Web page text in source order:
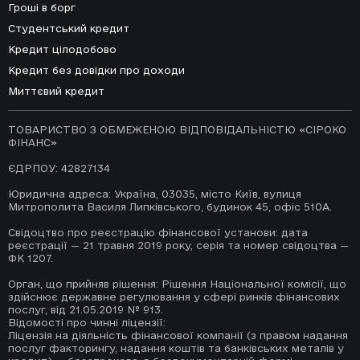
приймаються за адресою:
Україна, 03035, місто Київ, ВУЛИЦЯ
МИТРОПОЛИТА ВАСИЛЯ ЛИПКІВСЬКОГО,
будинок 45, офіс 510А
пошти:support@monto.com.ua
обов’язкову умову надання позики/
споживчого кредиту.
отримання позики/споживчого кредиту на
запропонованих умовах споживач має
право розглянути альтернативні пропозиції
споживчих кредитів та фінансових установ.
Фінансова установа має право вносити
договорів про споживчий кредит тільки за
згодою сторін.
Споживач має можливість відмовитись від
отримання рекламних матеріалів через
канали дистанційного електронного
обслуговування, а саме - надіславши
повідомлення на
поштуsupport@monto.com.ua, в чати або
зателефонувавши за номером +38 098 514
Гроші в борг
Студентський кредит
Кредит цілодобово
Кредит без довідки про доходи
Миттєвий кредит
ТОВАРИСТВО З ОБМЕЖЕНОЮ ВІДПОВІДАЛЬНІСТЮ «СІРОКО
ФІНАНС»
ЄДРПОУ: 42827134
Юридична адреса: Україна, 03035, місто Київ, вулиця
Митрополита Василя Липківського, будинок 45, офіс 510А.
Свідоцтво про реєстрацію фінансової установи: дата
реєстрації — 21 травня 2019 року, серія та номер свідоцтва —
ФК 1207.
Орган, що прийняв рішення: Рішення Національної комісії, що
здійснює державне регулювання у сфері ринків фінансових
послуг, від 21.05.2019 № 913.
Відомості про чинні ліцензії:
Ліцензія на діяльність фінансової компанії (з правом надання
послуг факторингу, надання коштів та банківських металів у